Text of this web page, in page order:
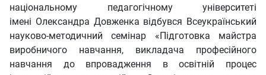
національному педагогічному університеті
імені Олександра Довженка відбувся Всеукраїнський
науково-методичний семінар «Підготовка майстра
виробничого навчання, викладача професійного
навчання до впровадження в освітній процес